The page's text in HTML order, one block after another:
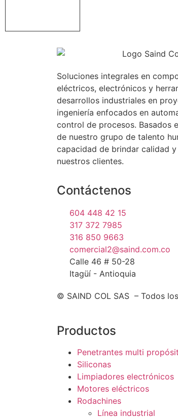
Soluciones integrales en
eléctricos, electrónicos y
desarrollos industriales en
ingeniería enfocados en
control de procesos. Basados
de nuestro grupo de talento
capacidad de brindar calidad
nuestros clientes.
Contáctenos
604 448 42 15
317 372 7985
316 850 9663
comercial2@saind.com.co
Calle 46 # 50-28
Itagüí - Antioquia
© SAIND COL SAS – Todos
Productos
Penetrantes multi
Siliconas
Limpiadores electrónicos
Motores eléctricos
Rodachines
Línea industrial